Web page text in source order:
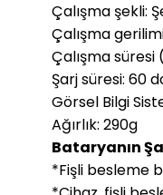
Çalışma şekli:
Çalışma
Çalışma
Şarj süresi: 60
Görsel Bilgi
Ağırlık: 290g
Bataryanın
*Fişli besleme